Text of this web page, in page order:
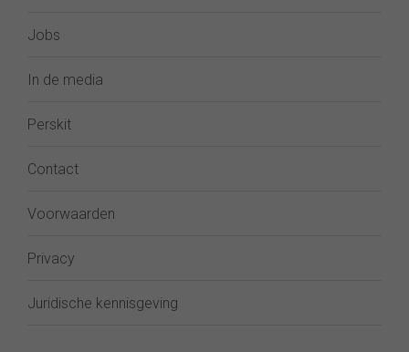
Jobs
In de media
Perskit
Contact
Voorwaarden
Privacy
Juridische kennisgeving